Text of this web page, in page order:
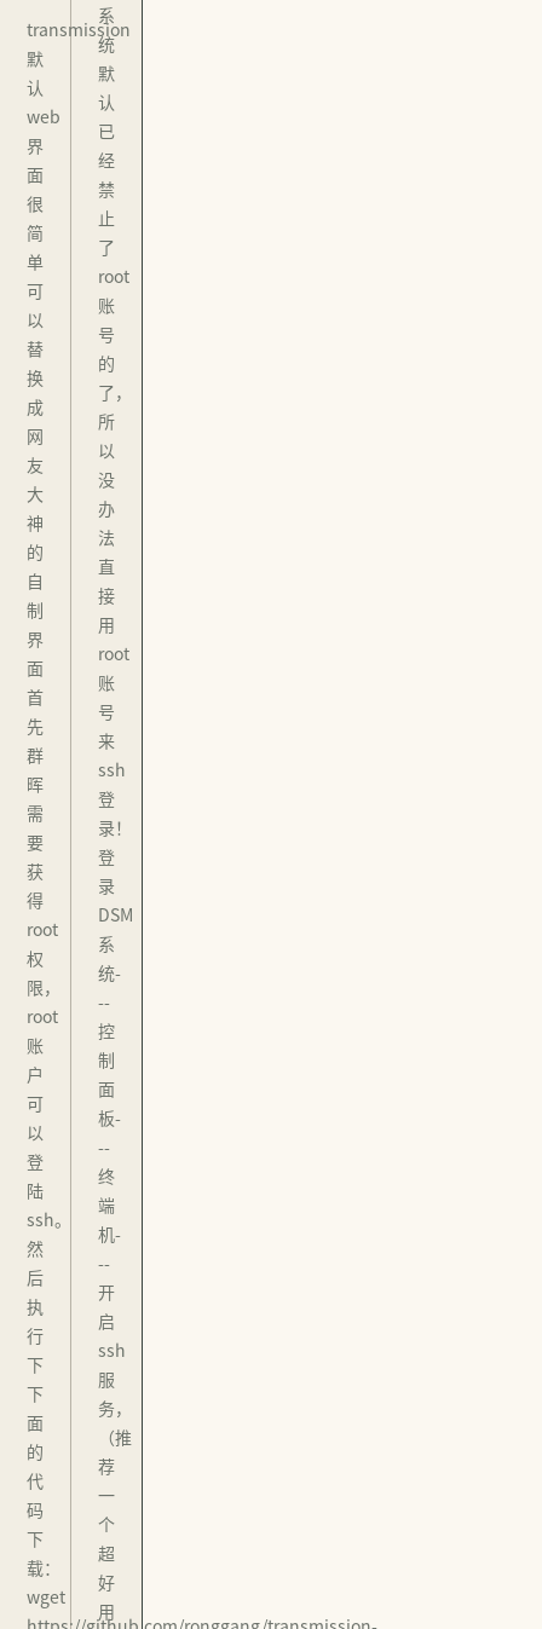
transmission
默
认
web
界
面
很
简
单
可
以
替
换
成
网
友
大
神
的
自
制
界
面
首
先
群
晖
需
要
获
得
root
权
限，
root
账
户
可
以
登
陆
ssh。
然
后
执
行
下
下
面
的
代
码
下
载：
wget
系
统
默
认
已
经
禁
止
了
root
账
号
的
了，
所
以
没
办
法
直
接
用
root
账
号
来
ssh
登
录！
登
录
DSM
系
统-
--
控
制
面
板-
--
终
端
机-
--
开
启
ssh
服
务，
（推
荐
一
个
超
好
用